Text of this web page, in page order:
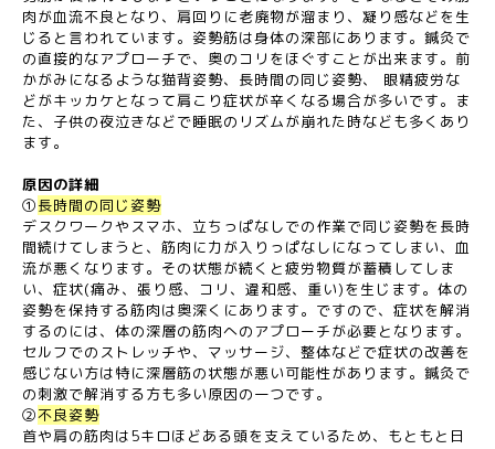
肉が血流不良となり、肩回りに老廃物が溜まり、凝り感などを生
じると言われています。姿勢筋は身体の深部にあります。鍼灸で
の直接的なアプローチで、奥のコリをほぐすことが出来ます。前
かがみになるような猫背姿勢、長時間の同じ姿勢、 眼精疲労な
どがキッカケとなって肩こり症状が辛くなる場合が多いです。ま
た、子供の夜泣きなどで睡眠のリズムが崩れた時なども多くあり
ます。
原因の詳細
①長時間の同じ姿勢
デスクワークやスマホ、立ちっぱなしでの作業で同じ姿勢を長時
間続けてしまうと、筋肉に力が入りっぱなしになってしまい、血
流が悪くなります。その状態が続くと疲労物質が蓄積してしま
い、症状(痛み、張り感、コリ、違和感、重い)を生じます。体の
姿勢を保持する筋肉は奥深くにあります。ですので、症状を解消
するのには、体の深層の筋肉へのアプローチが必要となります。
セルフでのストレッチや、マッサージ、整体などで症状の改善を
感じない方は特に深層筋の状態が悪い可能性があります。鍼灸で
の刺激で解消する方も多い原因の一つです。
②不良姿勢
首や肩の筋肉は5キロほどある頭を支えているため、もともと日